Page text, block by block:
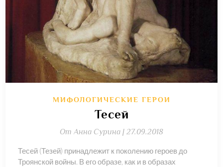
МИФОЛОГИЧЕСКИЕ ГЕРОИ
Тесей
От Анна Сурина | 27.09.2018
Тесей (Тезей) принадлежит к поколению героев до
Троянской войны. В его образе, как и в образах